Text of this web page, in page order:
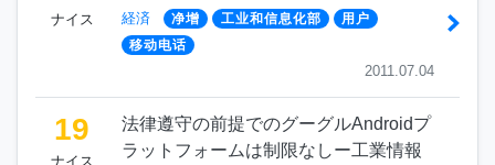
ナイス 経済 净增 工业和信息化部
用户
移动电话
2011.07.04
19
ナイス
法律遵守の前提でのグーグルAndroidプ
ラットフォームは制限なしー工業情報